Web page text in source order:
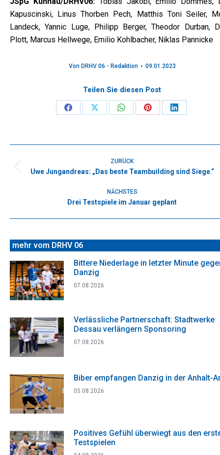
Kapuscinski, Linus Thorben Pech, Matthis Toni Seiler,
Landeck, Yannic Luge, Philipp Berger, Theodor Durban,
Plott, Marcus Hellwege, Emilio Kohlbacher, Niklas Pannicke
Von DRHV 06 - Redaktion 09.01.2023
Teilen Sie diesen Post
Share
Facebook
Share
X
Share
WhatsApp
Share
Pinterest
Share
LinkedIn
ZURÜCK
Vorheriger
Uwe Jungandreas: „Das beste Teambuilding sind Siege.“
NÄCHSTES
Nächster
Drei Testspiele im Januar geplant
mehr vom DRHV 06
Bittere Niederlage in letzter Minute
Danzig
07.08.2026
Verlässliche Partnerschaft: Stadtwerke
Dessau verlängern Sponsoring
07.08.2026
Biber empfangen Danzig in der Anhalt-
05.08.2026
Positives Gefühl überwiegt aus den
Testspielen